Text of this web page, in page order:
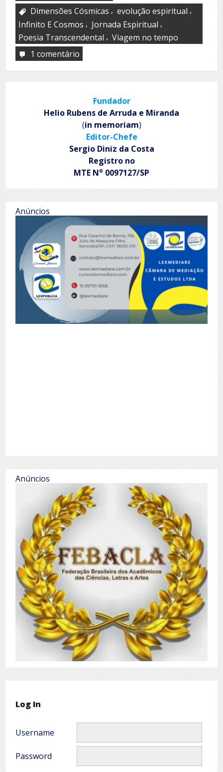
Dimensões Cósmicas , evolução espiritual ,
Infinito E Cosmos , Jornada Espiritual ,
Poesia Transcendental , Viagem no tempo
1 comentário
Fundador
Helio Rubens de Arruda e Miranda
(in memoriam)
Editor-Chefe
Sergio Diniz da Costa
Registro no
MTE No 0097127/SP
Anúncios
Anúncios
Log In
Username
Password